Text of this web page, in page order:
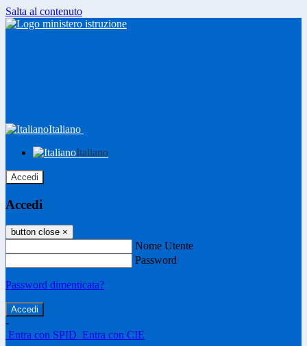
Salta al contenuto
Italiano
Italiano
Accedi
Accedi
button close ×
Nome Utente
Password
Password dimenticata?
-
Entra con SPID Entra con CIE